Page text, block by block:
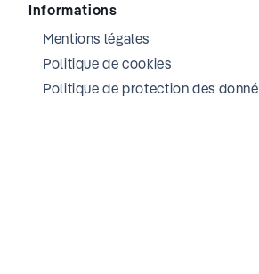
Informations
Mentions légales
Politique de cookies
Politique de protection des